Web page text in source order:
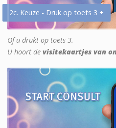
2c. Keuze - Druk op toets 3 +
Of u drukt op toets 3.
U hoort de visitekaartjes van